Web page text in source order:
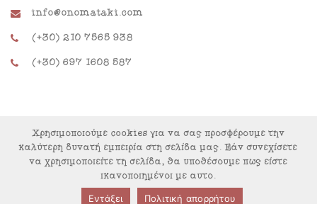
info@onomataki.com
(+30) 210 7565 938
(+30) 697 1608 587
© Copyright 2022. Powered bySafeData
Χρησιμοποιούμε cookies για να σας προσφέρουμε την
καλύτερη δυνατή εμπειρία στη σελίδα μας. Εάν συνεχίσετε
να χρησιμοποιείτε τη σελίδα, θα υποθέσουμε πως είστε
ικανοποιημένοι με αυτό.
Εντάξει Πολιτική απορρήτου